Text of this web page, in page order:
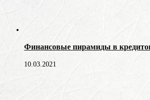
Финансовые пирамиды в
10.03.2021